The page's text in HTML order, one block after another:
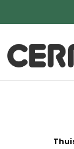
Cernit Une